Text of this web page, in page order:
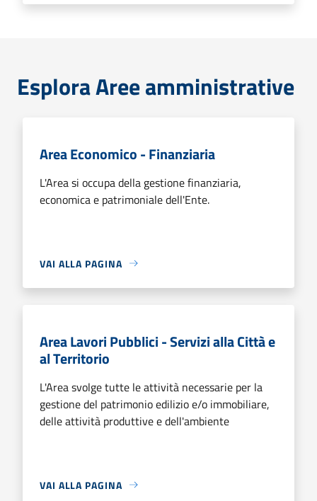
Esplora Aree amministrative
Area Economico - Finanziaria
L'Area si occupa della gestione finanziaria,
economica e patrimoniale dell'Ente.
VAI ALLA PAGINA
Area Lavori Pubblici - Servizi alla Città e
al Territorio
L'Area svolge tutte le attività necessarie per la
gestione del patrimonio edilizio e/o immobiliare,
delle attività produttive e dell'ambiente
VAI ALLA PAGINA